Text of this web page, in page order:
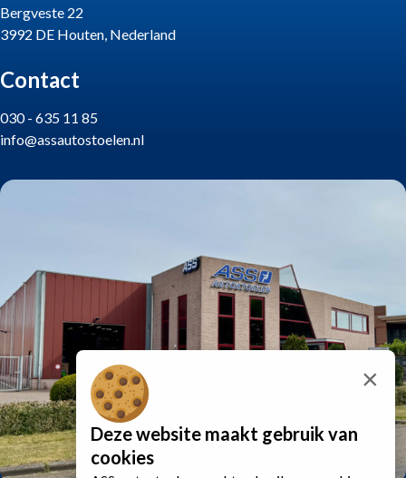
Bergveste 22
3992 DE Houten, Nederland
Contact
030 - 635 11 85
info@assautostoelen.nl
×
Deze website maakt gebruik van
cookies